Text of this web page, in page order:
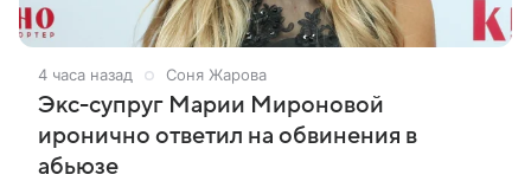
4 часа назад Соня Жарова
Экс-супруг Марии Мироновой
иронично ответил на обвинения в
абьюзе